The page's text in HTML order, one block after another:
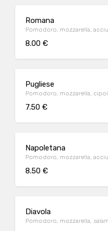
Romana
Pomodoro, mozzarella,
8.00 €
Pugliese
Pomodoro, mozzarella,
7.50 €
Napoletana
Pomodoro, mozzarella,
8.50 €
Diavola
Pomodoro, mozzarella,